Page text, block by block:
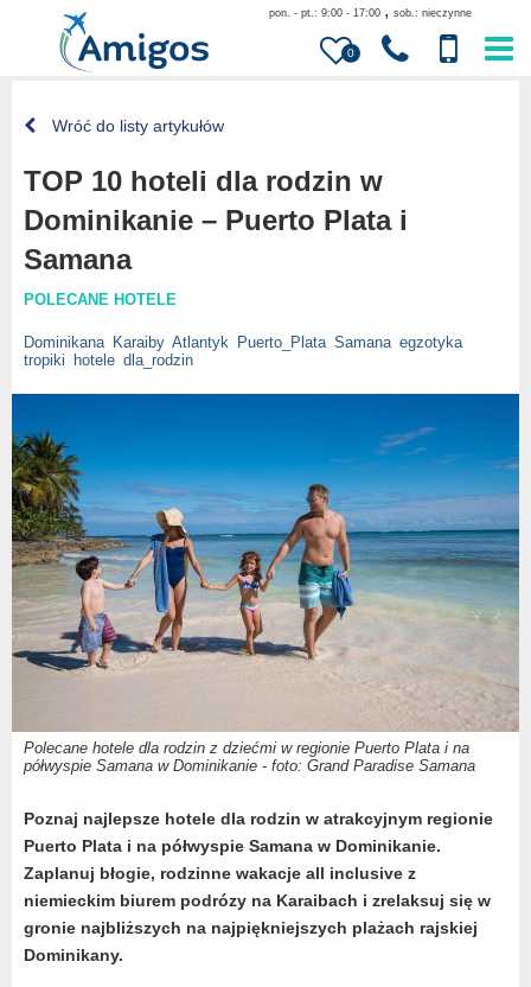
0
pon. - pt.: 9:00 - 17:00 , sob.: nieczynne
Wróć do listy artykułów
TOP 10 hoteli dla rodzin w
Dominikanie – Puerto Plata i
Samana
POLECANE HOTELE
Dominikana Karaiby Atlantyk Puerto_Plata Samana egzotyka
tropiki
hotele dla_rodzin
Polecane hotele dla rodzin z dziećmi w regionie Puerto Plata i na
półwyspie Samana w Dominikanie - foto: Grand Paradise Samana
Poznaj najlepsze hotele dla rodzin w atrakcyjnym regionie
Puerto Plata i na półwyspie Samana w Dominikanie.
Zaplanuj błogie, rodzinne wakacje all inclusive z
niemieckim biurem podrózy na Karaibach i zrelaksuj się w
gronie najbliższych na najpiękniejszych plażach rajskiej
Dominikany.